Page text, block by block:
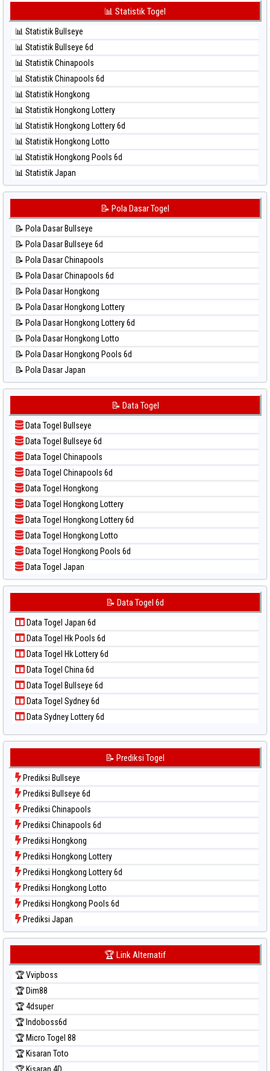
⚽ Bola Merah Taiwan
⚽ Bola Hitam Kuda Lari
⚽ Bola Hitam Magnum Cambodia
⚽ Bola Hitam Nagoya
⚽ Bola Hitam North Carolina Day
⚽ Bola Hitam Pcso
⚽ Bola Hitam Sao Paulo
⚽ Bola Hitam Singapore
⚽ Bola Hitam Sydney
⚽ Bola Hitam Sydney Lottery
⚽ Bola Hitam Sydney Lottery 6d
⚽ Bola Hitam Sydney Lotto
⚽ Bola Hitam Taiwan
📊 Statistik Togel
📊 Statistik Bullseye
📊 Statistik Bullseye 6d
📊 Statistik Chinapools
📊 Statistik Chinapools 6d
📊 Statistik Hongkong
📊 Statistik Hongkong Lottery
📊 Statistik Hongkong Lottery 6d
📊 Statistik Hongkong Lotto
📊 Statistik Hongkong Pools 6d
📊 Statistik Japan
📊 Statistik Japan 6d
📊 Statistik Kuda Lari
📊 Statistik Magnum Cambodia
📊 Statistik Nagoya
📊 Statistik New York Midday
📊 Statistik North Carolina Day
📊 Statistik Pcso
📊 Statistik Pennsylvania Day
📊 Statistik Sao Paulo
📊 Statistik Singapore
📊 Statistik Sydney
📊 Statistik Sydney Lottery
📊 Statistik Sydney Pools 6d
📊 Statistik Taipei
📊 Statistik Taiwan
📝 Pola Dasar Togel
📝 Pola Dasar Bullseye
📝 Pola Dasar Bullseye 6d
📝 Pola Dasar Chinapools
📝 Pola Dasar Chinapools 6d
📝 Pola Dasar Hongkong
📝 Pola Dasar Hongkong Lottery
📝 Pola Dasar Hongkong Lottery 6d
📝 Pola Dasar Hongkong Lotto
📝 Pola Dasar Hongkong Pools 6d
📝 Pola Dasar Japan
📝 Pola Dasar Japan 6d
📝 Pola Dasar Kuda Lari
📝 Pola Dasar Magnum Cambodia
📝 Pola Dasar Nagoya
📝 Pola Dasar North Carolina Day
📝 Pola Dasar Pcso
📝 Pola Dasar Sao Paulo
📝 Pola Dasar Singapore
📝 Pola Dasar Sydney
📝 Pola Dasar Sydney Lottery
📝 Pola Dasar Sydney Lottery 6d
📝 Pola Dasar Sydney Lotto
📝 Pola Dasar Taiwan
📝 Data Togel
Data Togel Bullseye
Data Togel Bullseye 6d
Data Togel Chinapools
Data Togel Chinapools 6d
Data Togel Hongkong
Data Togel Hongkong Lottery
Data Togel Hongkong Lottery 6d
Data Togel Hongkong Lotto
Data Togel Hongkong Pools 6d
Data Togel Japan
Data Togel Japan 6d
Data Togel Kuda Lari
Data Togel Magnum Cambodia
Data Togel Nagoya
Data Togel North Carolina Day
Data Togel Pcso
Data Togel Sao Paulo
Data Togel Singapore
Data Togel Sydney
Data Togel Sydney Lottery
Data Togel Sydney Lottery 6d
Data Togel Sydney Lotto
Data Togel Sydney Pools 6d
Data Togel Taipei
Data Togel Taiwan
📝 Data Togel 6d
Data Togel Japan 6d
Data Togel Hk Pools 6d
Data Togel Hk Lottery 6d
Data Togel China 6d
Data Togel Bullseye 6d
Data Togel Sydney 6d
Data Sydney Lottery 6d
📝 Prediksi Togel
Prediksi Bullseye
Prediksi Bullseye 6d
Prediksi Chinapools
Prediksi Chinapools 6d
Prediksi Hongkong
Prediksi Hongkong Lottery
Prediksi Hongkong Lottery 6d
Prediksi Hongkong Lotto
Prediksi Hongkong Pools 6d
Prediksi Japan
Prediksi Japan 6d
Prediksi Kuda Lari
Prediksi Magnum Cambodia
Prediksi Nagoya
Prediksi North Carolina Day
Prediksi Pcso
Prediksi Sao Paulo
Prediksi Singapore
🏆 Link Alternatif
🏆 Vvipboss
🏆 Dim88
🏆 4dsuper
🏆 Indoboss6d
🏆 Micro Togel 88
🏆 Kisaran Toto
🏆 Kisaran 4D